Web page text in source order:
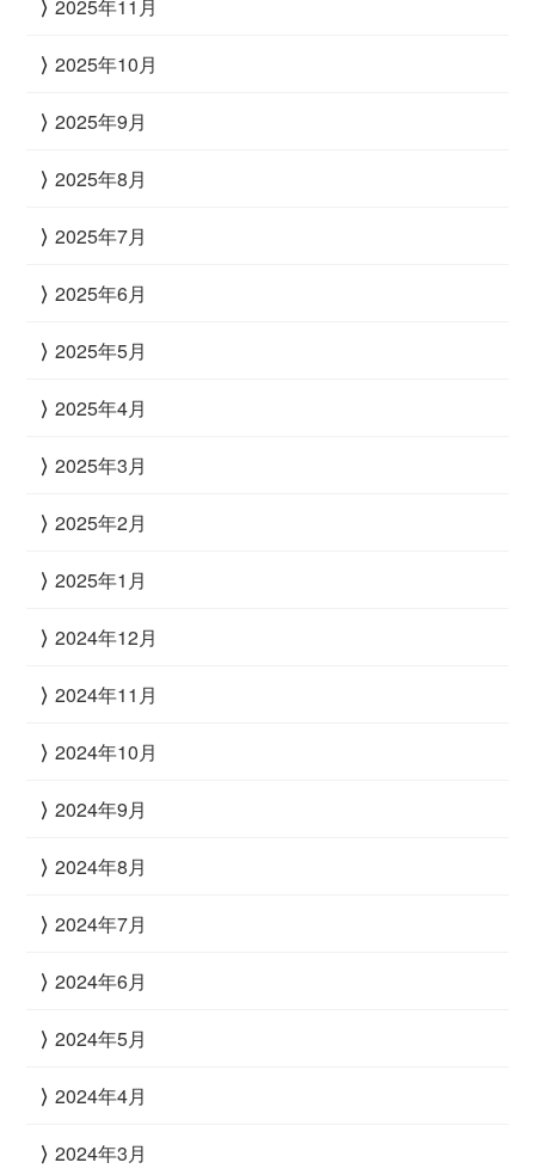
2025年11月
2025年10月
2025年9月
2025年8月
2025年7月
2025年6月
2025年5月
2025年4月
2025年3月
2025年2月
2025年1月
2024年12月
2024年11月
2024年10月
2024年9月
2024年8月
2024年7月
2024年6月
2024年5月
2024年4月
2024年3月